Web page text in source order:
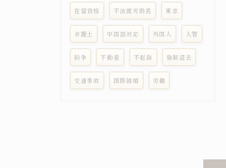
在留資格 不法就労助長 東京
弁護士 中国語対応 外国人 入管
紛争 不動産 不起訴 強制退去
交通事故 国際結婚 労働